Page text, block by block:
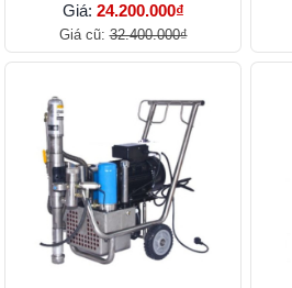
Giá: 24.200.000₫
Giá cũ:32.400.000₫